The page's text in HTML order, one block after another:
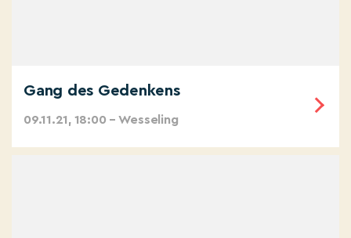
Gang des Gedenkens
09.11.21, 18:00 – Wesseling